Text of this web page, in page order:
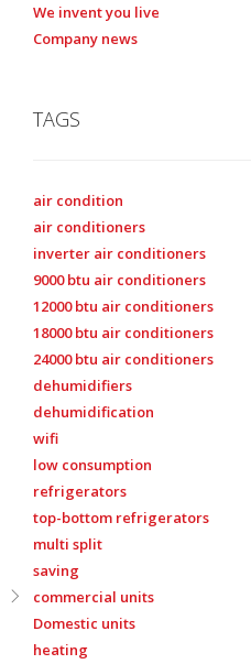
We invent you live
Company news
TAGS
air condition
air conditioners
inverter air conditioners
9000 btu air conditioners
12000 btu air conditioners
18000 btu air conditioners
24000 btu air conditioners
dehumidifiers
dehumidification
wifi
low consumption
refrigerators
top-bottom refrigerators
multi split
saving
commercial units
Domestic units
heating